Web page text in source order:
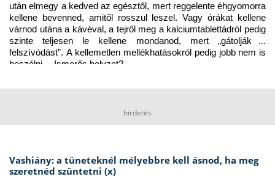
után elmegy a kedved az egésztől, mert reggelente éhgyomorra
kellene bevenned, amitől rosszul leszel. Vagy órákat kellene
várnod utána a kávéval, a tejről meg a kalciumtablettádról pedig
szinte teljesen le kellene mondanod, mert „gátolják a
felszívódást”. A kellemetlen mellékhatásokról pedig jobb nem is
beszélni… Ismerős helyzet?
hirdetés
Vashiány: a tüneteknél mélyebbre kell ásnod, ha meg
szeretnéd szüntetni (x)